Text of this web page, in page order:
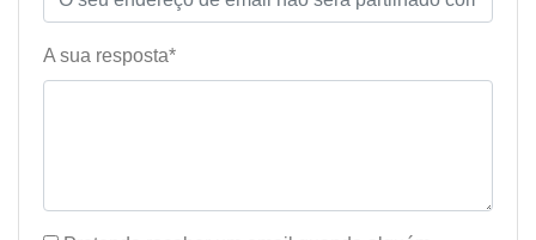
A sua resposta*